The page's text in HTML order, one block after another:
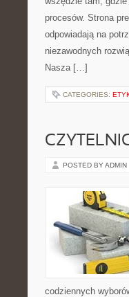
procesów. Strona
odpowiadają na
niezawodnych
Nasza […]
CATEGORIES:
POSTED BY ADMIN
codziennych